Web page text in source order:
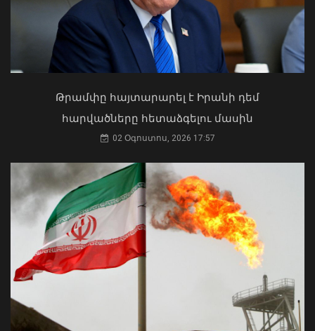
Ժաննա Անդրեասյանն ընդունել է
աշխարհի Մ17 առաջնությունում
հաջողությամբ հանդես եկած հայ
պատանի ըմբիշներին
Ի՞նչ ուղերձ էր ոտքի չկանգնելը.
Աղաջանյանը` ընդդիմությանը
Մկրտության արարողությունից հետո
Արտաշատում 14 մարդ թունավորման
Թրամփը հայտարարել է Իրանի դեմ
հարվածները հետաձգելու մասին
02 Օգոստոս, 2026 17:57